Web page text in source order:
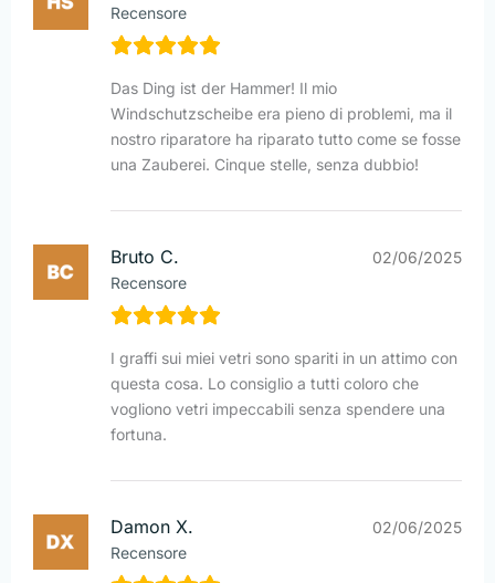
Recensore
Das Ding ist der Hammer! Il mio
Windschutzscheibe era pieno di problemi, ma il
nostro riparatore ha riparato tutto come se fosse
una Zauberei. Cinque stelle, senza dubbio!
Bruto C.
Recensore
02/06/2025
I graffi sui miei vetri sono spariti in un attimo con
questa cosa. Lo consiglio a tutti coloro che
vogliono vetri impeccabili senza spendere una
fortuna.
Damon X.
Recensore
02/06/2025